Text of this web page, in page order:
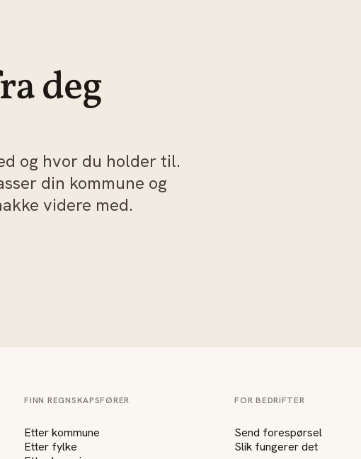
deg
og hvor du holder til.
din kommune og
videre med.
FINN REGNSKAPSFØRER
Etter kommune
Etter fylke
FOR BEDRIFTER
Send forespørsel
Slik fungerer det